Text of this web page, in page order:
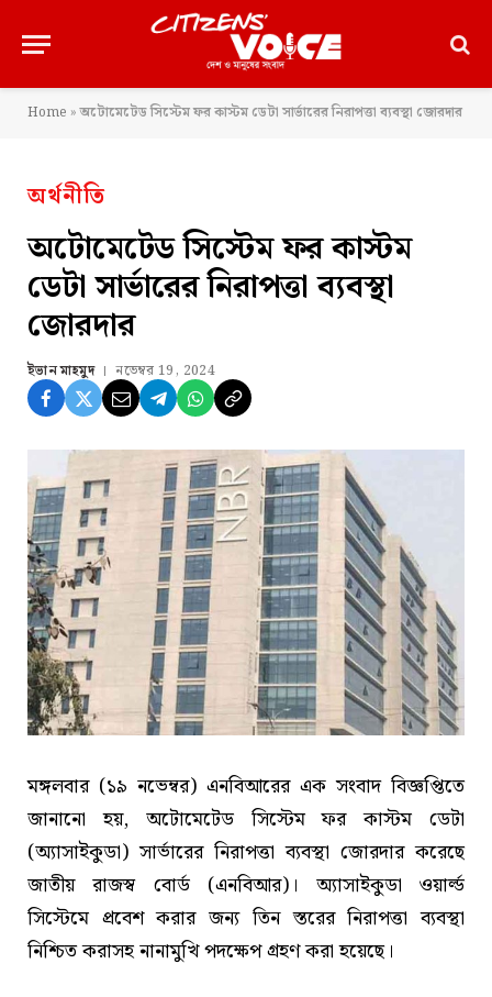
Home »অটোমেটেড সিস্টেম ফর কাস্টম ডেটা সার্ভারের নিরাপত্তা ব্যবস্থা জোরদার
অর্থনীতি
অটোমেটেড সিস্টেম ফর কাস্টম
ডেটা সার্ভারের নিরাপত্তা ব্যবস্থা
জোরদার
ইভান মাহমুদ নভেম্বর 19, 2024
মঙ্গলবার (১৯ নভেম্বর) এনবিআরের এক সংবাদ বিজ্ঞপ্তিতে
জানানো হয়, অটোমেটেড সিস্টেম ফর কাস্টম ডেটা
(অ্যাসাইকুডা) সার্ভারের নিরাপত্তা ব্যবস্থা জোরদার করেছে
জাতীয় রাজস্ব বোর্ড (এনবিআর)। অ্যাসাইকুডা ওয়ার্ল্ড
সিস্টেমে প্রবেশ করার জন্য তিন স্তরের নিরাপত্তা ব্যবস্থা
নিশ্চিত করাসহ নানামুখি পদক্ষেপ গ্রহণ করা হয়েছে।